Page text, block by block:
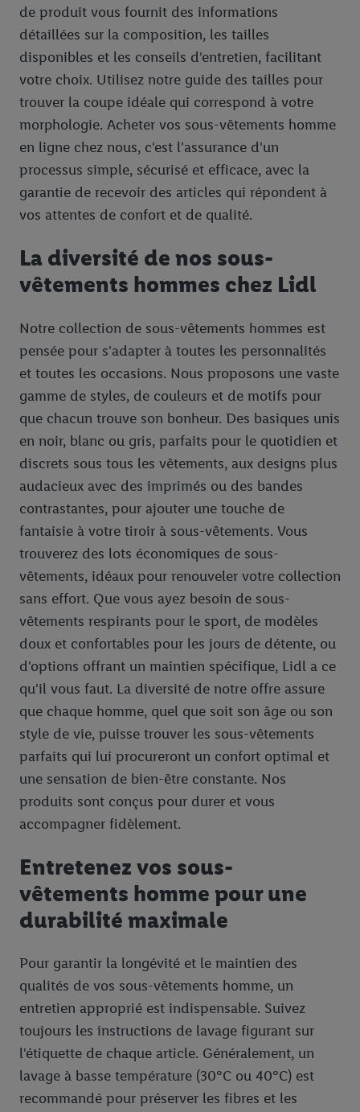
de produit vous fournit des informations
détaillées sur la composition, les tailles
disponibles et les conseils d'entretien, facilitant
votre choix. Utilisez notre guide des tailles pour
trouver la coupe idéale qui correspond à votre
morphologie. Acheter vos sous-vêtements homme
en ligne chez nous, c'est l'assurance d'un
processus simple, sécurisé et efficace, avec la
garantie de recevoir des articles qui répondent à
vos attentes de confort et de qualité.
La diversité de nos sous-
vêtements hommes chez Lidl
Notre collection de sous-vêtements hommes est
pensée pour s'adapter à toutes les personnalités
et toutes les occasions. Nous proposons une vaste
gamme de styles, de couleurs et de motifs pour
que chacun trouve son bonheur. Des basiques unis
en noir, blanc ou gris, parfaits pour le quotidien et
discrets sous tous les vêtements, aux designs plus
audacieux avec des imprimés ou des bandes
contrastantes, pour ajouter une touche de
fantaisie à votre tiroir à sous-vêtements. Vous
trouverez des lots économiques de sous-
vêtements, idéaux pour renouveler votre collection
sans effort. Que vous ayez besoin de sous-
vêtements respirants pour le sport, de modèles
doux et confortables pour les jours de détente, ou
d'options offrant un maintien spécifique, Lidl a ce
qu'il vous faut. La diversité de notre offre assure
que chaque homme, quel que soit son âge ou son
style de vie, puisse trouver les sous-vêtements
parfaits qui lui procureront un confort optimal et
une sensation de bien-être constante. Nos
produits sont conçus pour durer et vous
accompagner fidèlement.
Entretenez vos sous-
vêtements homme pour une
durabilité maximale
Pour garantir la longévité et le maintien des
qualités de vos sous-vêtements homme, un
entretien approprié est indispensable. Suivez
toujours les instructions de lavage figurant sur
l'étiquette de chaque article. Généralement, un
lavage à basse température (30°C ou 40°C) est
recommandé pour préserver les fibres et les